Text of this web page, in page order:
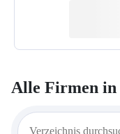
Alle Firmen in